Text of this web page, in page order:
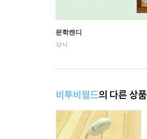
문학캔디
상시
비투비월드의 다른 상품